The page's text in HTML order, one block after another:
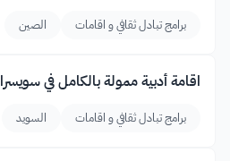
برامج تبادل ثقافي و اقامات الصين
اقامة أدبية ممولة بالكامل في سويسرا 2027 للكُتّاب والمترجمين
برامج تبادل ثقافي و اقامات السويد